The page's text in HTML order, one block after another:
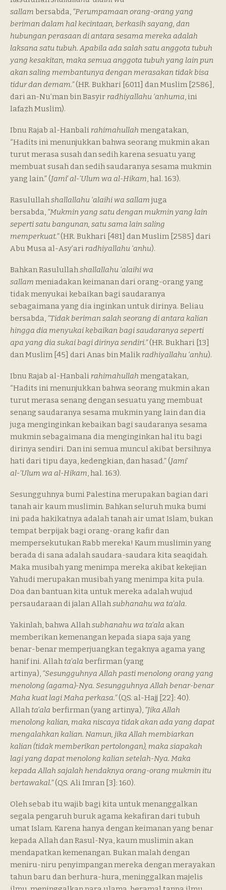
sallam bersabda, “Perumpamaan orang-orang yang
beriman dalam hal kecintaan, berkasih sayang, dan
hubungan perasaan di antara sesama mereka adalah
laksana satu tubuh. Apabila ada salah satu anggota tubuh
yang kesakitan, maka semua anggota tubuh yang lain pun
akan saling membantunya dengan merasakan tidak bisa
tidur dan demam.”(HR. Bukhari [6011] dan Muslim [2586],
dari an-Nu’man bin Basyir radhiyallahu ‘anhuma, ini
lafazh Muslim).
Ibnu Rajab al-Hanbali rahimahullah mengatakan,
“Hadits ini menunjukkan bahwa seorang mukmin akan
turut merasa susah dan sedih karena sesuatu yang
membuat susah dan sedih saudaranya sesama mukmin
yang lain.” (Jami’ al-’Ulum wa al-Hikam, hal. 163).
Rasulullahshallallahu ‘alaihi wa sallam juga
bersabda, “Mukmin yang satu dengan mukmin yang lain
seperti satu bangunan, satu sama lain saling
memperkuat.”(HR. Bukhari [481] dan Muslim [2585] dari
Abu Musa al-Asy’ari radhiyallahu ‘anhu).
Bahkan Rasulullahshallallahu ‘alaihi wa
sallam meniadakan keimanan dari orang-orang yang
tidak menyukai kebaikan bagi saudaranya
sebagaimana yang dia inginkan untuk dirinya. Beliau
bersabda, “Tidak beriman salah seorang di antara kalian
hingga dia menyukai kebaikan bagi saudaranya seperti
apa yang dia sukai bagi dirinya sendiri.”(HR. Bukhari [13]
dan Muslim [45] dari Anas bin Malik radhiyallahu ‘anhu).
Ibnu Rajab al-Hanbali rahimahullah mengatakan,
“Hadits ini menunjukkan bahwa seorang mukmin akan
turut merasa senang dengan sesuatu yang membuat
senang saudaranya sesama mukmin yang lain dan dia
juga menginginkan kebaikan bagi saudaranya sesama
mukmin sebagaimana dia menginginkan hal itu bagi
dirinya sendiri. Dan ini semua muncul akibat bersihnya
hati dari tipu daya, kedengkian, dan hasad.” (Jami’
al-’Ulum wa al-Hikam, hal. 163).
Sesungguhnya bumi Palestina merupakan bagian dari
tanah air kaum muslimin. Bahkan seluruh muka bumi
ini pada hakikatnya adalah tanah air umat Islam, bukan
tempat berpijak bagi orang-orang kafir dan
mempersekutukan Rabb mereka! Kaum muslimin yang
berada di sana adalah saudara-saudara kita seaqidah.
Maka musibah yang menimpa mereka akibat kekejian
Yahudi merupakan musibah yang menimpa kita pula.
Doa dan bantuan kita untuk mereka adalah wujud
persaudaraan di jalan Allahsubhanahu wa ta’ala.
Yakinlah, bahwa Allahsubhanahu wa ta’ala akan
memberikan kemenangan kepada siapa saja yang
benar-benar memperjuangkan tegaknya agama yang
hanif ini. Allah ta’ala berfirman (yang
artinya), “Sesungguhnya Allah pasti menolong orang yang
menolong (agama)-Nya. Sesungguhnya Allah benar-benar
Maha kuat lagi Maha perkasa.”(QS. al-Hajj [22]: 40).
Allah ta’ala berfirman (yang artinya), “Jika Allah
menolong kalian, maka niscaya tidak akan ada yang dapat
mengalahkan kalian. Namun, jika Allah membiarkan
kalian (tidak memberikan pertolongan), maka siapakah
lagi yang dapat menolong kalian setelah-Nya. Maka
kepada Allah sajalah hendaknya orang-orang mukmin itu
bertawakal.”(QS. Ali Imran [3]: 160).
Oleh sebab itu wajib bagi kita untuk menanggalkan
segala pengaruh buruk agama kekafiran dari tubuh
umat Islam. Karena hanya dengan keimanan yang benar
kepada Allah dan Rasul-Nya, kaum muslimin akan
mendapatkan kemenangan. Bukan malah dengan
meniru-niru penyimpangan mereka dengan merayakan
tahun baru dan berhura-hura, meninggalkan majelis